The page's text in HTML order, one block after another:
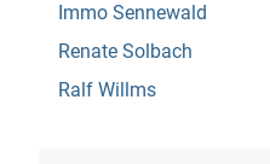
Immo Sennewald
Renate Solbach
Ralf Willms